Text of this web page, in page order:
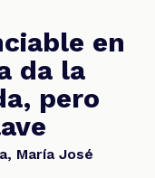
en
da la
pero
María José